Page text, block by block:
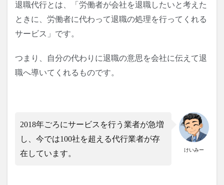
退職代行とは、「労働者が会社を退職したいと考えた
ときに、労働者に代わって退職の処理を行ってくれる
サービス」です。
つまり、自分の代わりに退職の意思を会社に伝えて退
職へ導いてくれるものです。
けいみー
2018年ごろにサービスを行う業者が急増
し、今では100社を超える代行業者が存
在しています。